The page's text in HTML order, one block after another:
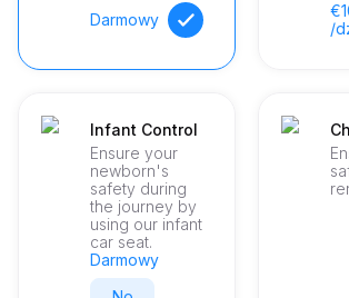
Darmowy
/
Infant Control
Ensure your
newborn's
safety during
the journey by
using our infant
car seat.
Darmowy